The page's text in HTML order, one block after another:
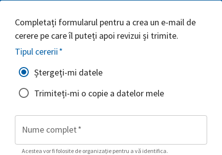
Completați formularul pentru a crea un e-mail de
cerere pe care îl puteți apoi revizui și trimite.
Tipul cererii*
Ștergeți-mi datele
Trimiteți-mi o copie a datelor mele
Nume complet*
Acestea vor fi folosite de organizație pentru a vă identifica.